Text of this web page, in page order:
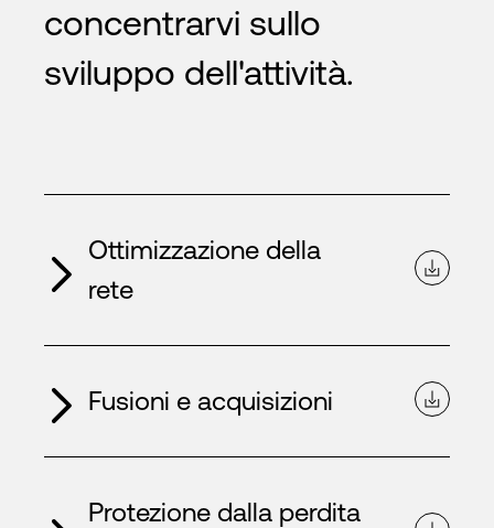
concentrarvi sullo
sviluppo dell'attività.
Ottimizzazione della
rete
Fusioni e acquisizioni
Protezione dalla perdita